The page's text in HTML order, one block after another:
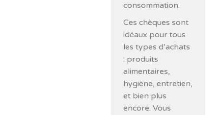
consommation.
Ces chèques sont
idéaux pour tous
les types d’achats
: produits
alimentaires,
hygiène, entretien,
et bien plus
encore. Vous